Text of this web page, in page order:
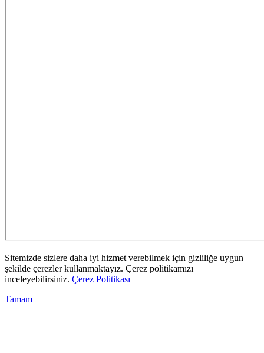
Sitemizde sizlere daha iyi hizmet verebilmek için gizliliğe uygun
şekilde çerezler kullanmaktayız. Çerez politikamızı
inceleyebilirsiniz. Çerez Politikası
Tamam